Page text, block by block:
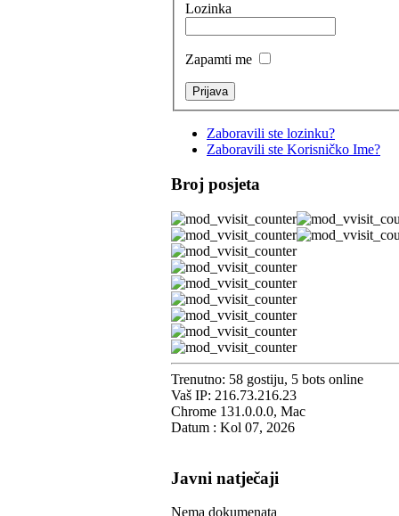
Lozinka
Zapamti me
Zaboravili ste lozinku?
Zaboravili ste Korisničko Ime?
Broj posjeta
Trenutno: 58 gostiju, 5 bots online
Vaš IP: 216.73.216.23
Chrome 131.0.0.0, Mac
Datum : Kol 07, 2026
Javni natječaji
Nema dokumenata